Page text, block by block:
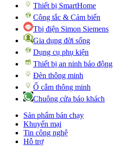
Thiết bị SmartHome
Công tắc & Cảm biến
Tbị điện Simon Siemens
Gia dụng đời sống
Dụng cụ phụ kiện
Thiết bị an ninh báo động
Đèn thông minh
Ổ cắm thông minh
Chuông cửa báo khách
Sản phẩm bán chạy
Khuyến mại
Tin công nghệ
Hỗ trợ